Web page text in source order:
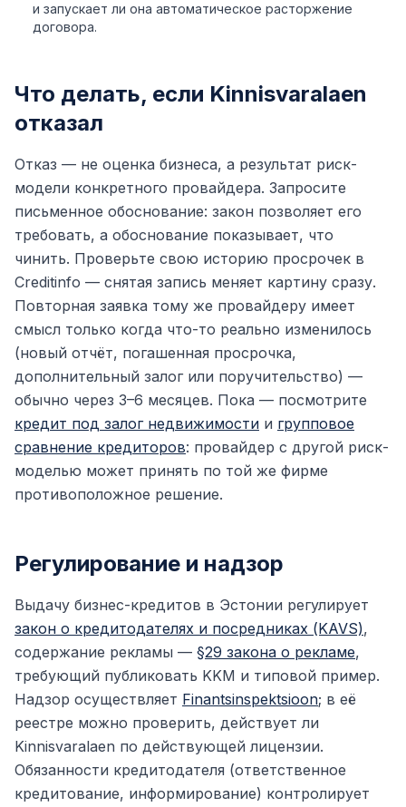
и запускает ли она автоматическое расторжение
договора.
Что делать, если Kinnisvaralaen
отказал
Отказ — не оценка бизнеса, а результат риск-
модели конкретного провайдера. Запросите
письменное обоснование: закон позволяет его
требовать, а обоснование показывает, что
чинить. Проверьте свою историю просрочек в
Creditinfo — снятая запись меняет картину сразу.
Повторная заявка тому же провайдеру имеет
смысл только когда что-то реально изменилось
(новый отчёт, погашенная просрочка,
дополнительный залог или поручительство) —
обычно через 3–6 месяцев. Пока — посмотрите
кредит под залог недвижимости и групповое
сравнение кредиторов: провайдер с другой риск-
моделью может принять по той же фирме
противоположное решение.
Регулирование и надзор
Выдачу бизнес-кредитов в Эстонии регулирует
закон о кредитодателях и посредниках (KAVS),
содержание рекламы — §29 закона о рекламе,
требующий публиковать KKM и типовой пример.
Надзор осуществляет Finantsinspektsioon; в её
реестре можно проверить, действует ли
Kinnisvaralaen по действующей лицензии.
Обязанности кредитодателя (ответственное
кредитование, информирование) контролирует